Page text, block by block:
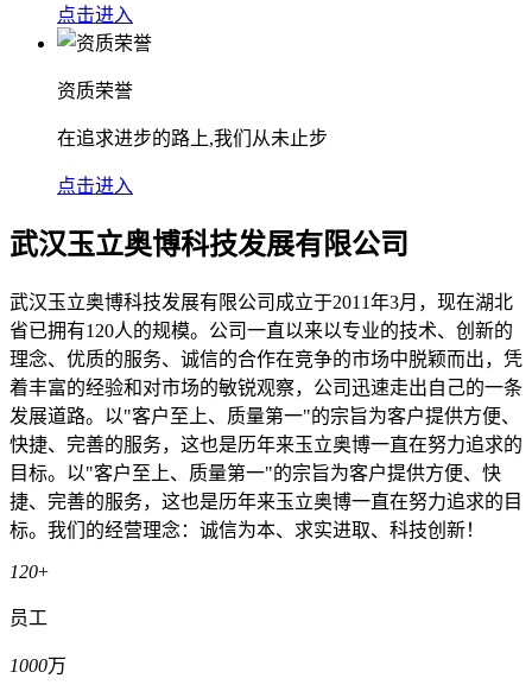
点击进入
资质荣誉
在追求进步的路上,我们从未止步
点击进入
武汉玉立奥博科技发展有限公司
武汉玉立奥博科技发展有限公司成立于2011年3月，现在湖北
省已拥有120人的规模。公司一直以来以专业的技术、创新的
理念、优质的服务、诚信的合作在竞争的市场中脱颖而出，凭
着丰富的经验和对市场的敏锐观察，公司迅速走出自己的一条
发展道路。以"客户至上、质量第一"的宗旨为客户提供方便、
快捷、完善的服务，这也是历年来玉立奥博一直在努力追求的
目标。以"客户至上、质量第一"的宗旨为客户提供方便、快
捷、完善的服务，这也是历年来玉立奥博一直在努力追求的目
标。我们的经营理念：诚信为本、求实进取、科技创新！
120+
员工
1000万